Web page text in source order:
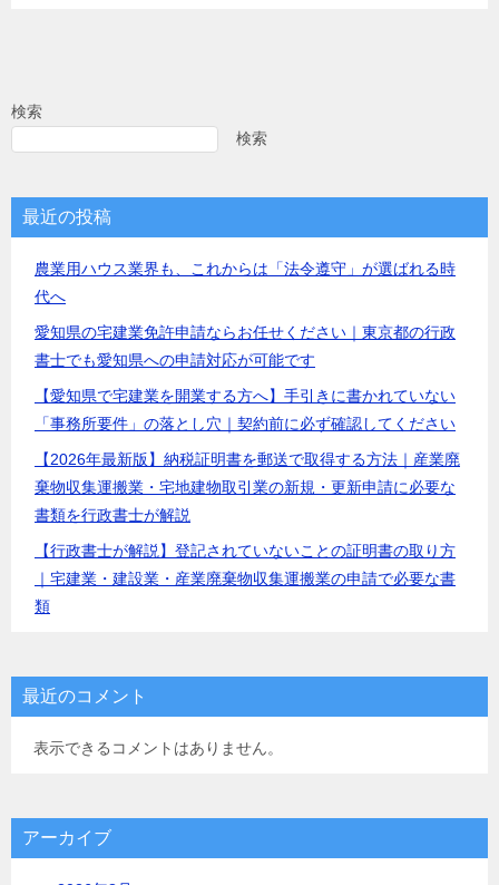
検索
検索
最近の投稿
農業用ハウス業界も、これからは「法令遵守」が選ばれる時
代へ
愛知県の宅建業免許申請ならお任せください｜東京都の行政
書士でも愛知県への申請対応が可能です
【愛知県で宅建業を開業する方へ】手引きに書かれていない
「事務所要件」の落とし穴｜契約前に必ず確認してください
【2026年最新版】納税証明書を郵送で取得する方法｜産業廃
棄物収集運搬業・宅地建物取引業の新規・更新申請に必要な
書類を行政書士が解説
【行政書士が解説】登記されていないことの証明書の取り方
｜宅建業・建設業・産業廃棄物収集運搬業の申請で必要な書
類
最近のコメント
表示できるコメントはありません。
アーカイブ